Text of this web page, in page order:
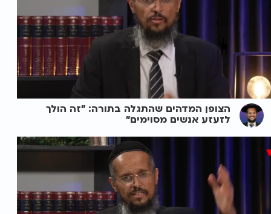
הצופן המדהים שהתגלה בתורה: "זה הולך
לזעזע אנשים מסוימים"